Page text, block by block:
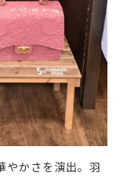
やかさを演出。羽